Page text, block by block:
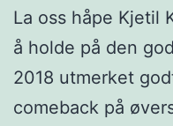
La oss håpe Kjetil
å holde på den
2018 utmerket
comeback på